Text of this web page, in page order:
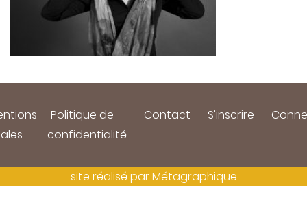
Politique de
confidentialité
Contact S’inscrire
site réalisé parMétagraphique